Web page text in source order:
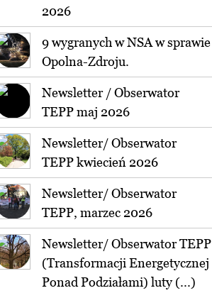
2026
9 wygranych w NSA w sprawie
Opolna-Zdroju.
Newsletter / Obserwator
TEPP maj 2026
Newsletter/ Obserwator
TEPP kwiecień 2026
Newsletter/ Obserwator
TEPP, marzec 2026
Newsletter/ Obserwator TEPP
(Transformacji Energetycznej
Ponad Podziałami) luty (...)